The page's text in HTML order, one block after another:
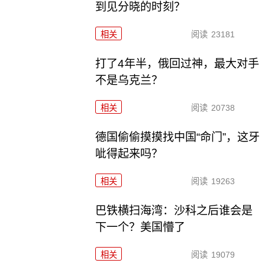
到见分晓的时刻？
相关 阅读 23181
打了4年半，俄回过神，最大对手
不是乌克兰？
相关 阅读 20738
德国偷偷摸摸找中国“命门”，这牙
呲得起来吗？
相关 阅读 19263
巴铁横扫海湾：沙科之后谁会是
下一个？美国懵了
相关 阅读 19079